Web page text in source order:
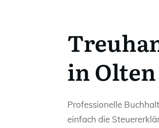
in Olten
Professionelle
einfach die